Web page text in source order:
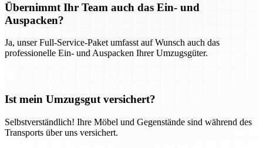
Übernimmt Ihr Team auch das Ein- und
Auspacken?
Ja, unser Full-Service-Paket umfasst auf Wunsch auch das
professionelle Ein- und Auspacken Ihrer Umzugsgüter.
Ist mein Umzugsgut versichert?
Selbstverständlich! Ihre Möbel und Gegenstände sind während des
Transports über uns versichert.